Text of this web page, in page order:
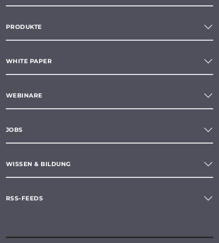
PRODUKTE
WHITE PAPER
WEBINARE
JOBS
WISSEN & BILDUNG
RSS-FEEDS